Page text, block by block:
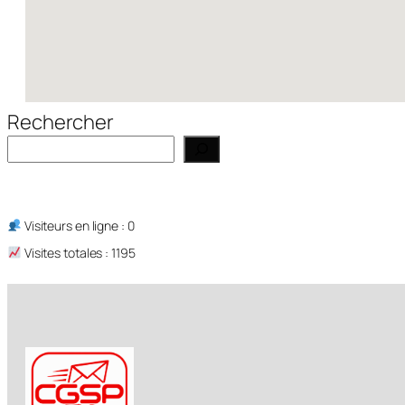
Rechercher
Visiteurs en ligne : 0
Visites totales : 1195